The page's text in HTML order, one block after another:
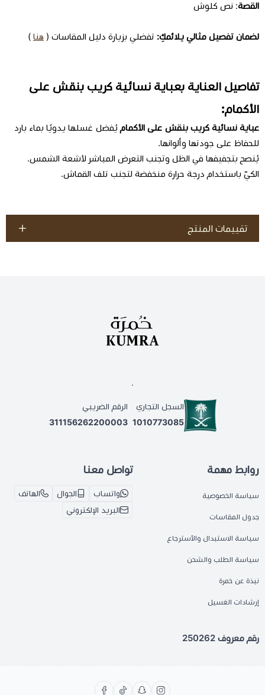
القصة: نص كلوش
لضمان تفصيل مثالي يلائمكِ: تفضلي بزيارة دليل المقاسات ( هنا )
تفاصيل العناية بعباية نسائية كريب بنقش على
الأكمام:
عباية نسائية كريب بنقش على الأكمام يُفضل غسلها يدويًا بماء بارد
للحفاظ على جودتها وألوانها.
يُنصح بتجفيفها في الظل وتجنب التعرض المباشر لأشعة الشمس.
الكيّ باستخدام درجة حرارة منخفضة لتجنب تلف القماش.
تقييمات المنتج
السجل التجاري
1010773085
الرقم الضريبي
311156262200003
روابط مهمة
سياسة الخصوصية
جدول المقاسات
سياسة الاستبدال والأسترجاع
سياسة الطلب والشحن
نبذة عن خمرة
إرشادات الغسيل
تواصل معنا
واتساب الجوال
الهاتف
البريد الإلكتروني
رقم معروف 250262